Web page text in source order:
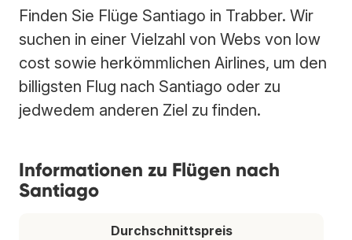
Finden Sie Flüge Santiago in Trabber. Wir
suchen in einer Vielzahl von Webs von low
cost sowie herkömmlichen Airlines, um den
billigsten Flug nach Santiago oder zu
jedwedem anderen Ziel zu finden.
Informationen zu Flügen nach
Santiago
Durchschnittspreis